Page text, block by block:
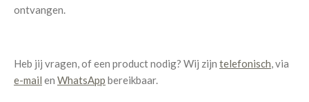
ontvangen.
Heb jij vragen, of een product nodig? Wij zijn telefonisch, via
e-mail en WhatsApp bereikbaar.